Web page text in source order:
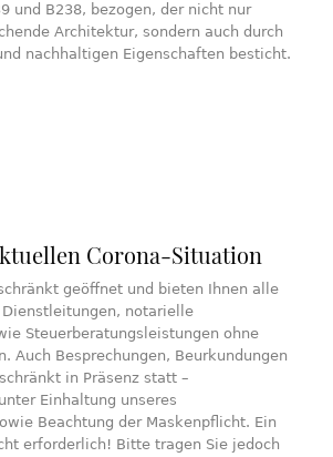
und B238, bezogen, der nicht nur
Architektur, sondern auch durch
nachhaltigen Eigenschaften besticht.
Corona-Situation
geöffnet und bieten Ihnen alle
notarielle
Steuerberatungsleistungen ohne
Auch Besprechungen, Beurkundungen
in Präsenz statt –
Einhaltung unseres
Beachtung der Maskenpflicht. Ein
erforderlich! Bitte tragen Sie jedoch